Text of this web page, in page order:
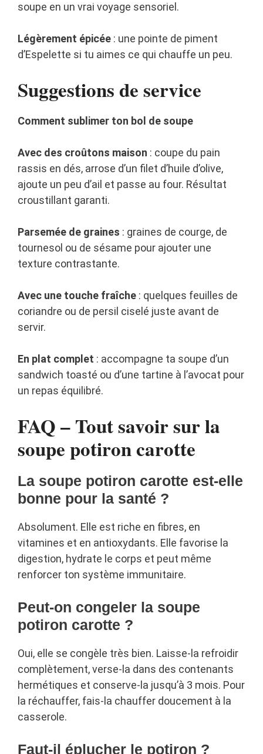
soupe en un vrai voyage sensoriel.
Légèrement épicée : une pointe de piment
d’Espelette si tu aimes ce qui chauffe un peu.
Suggestions de service
Comment sublimer ton bol de soupe
Avec des croûtons maison : coupe du pain
rassis en dés, arrose d’un filet d’huile d’olive,
ajoute un peu d’ail et passe au four. Résultat
croustillant garanti.
Parsemée de graines : graines de courge, de
tournesol ou de sésame pour ajouter une
texture contrastante.
Avec une touche fraîche : quelques feuilles de
coriandre ou de persil ciselé juste avant de
servir.
En plat complet : accompagne ta soupe d’un
sandwich toasté ou d’une tartine à l’avocat pour
un repas équilibré.
FAQ – Tout savoir sur la
soupe potiron carotte
La soupe potiron carotte est-elle
bonne pour la santé ?
Absolument. Elle est riche en fibres, en
vitamines et en antioxydants. Elle favorise la
digestion, hydrate le corps et peut même
renforcer ton système immunitaire.
Peut-on congeler la soupe
potiron carotte ?
Oui, elle se congèle très bien. Laisse-la refroidir
complètement, verse-la dans des contenants
hermétiques et conserve-la jusqu’à 3 mois. Pour
la réchauffer, fais-la chauffer doucement à la
casserole.
Faut-il éplucher le potiron ?